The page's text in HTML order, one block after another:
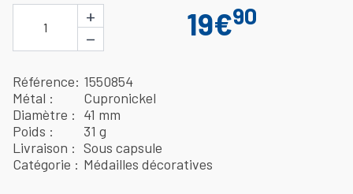
1
+
−
19€90
Référence 1550854
Métal
Cupronickel
Diamètre
41 mm
Poids
31 g
Livraison
Sous capsule
Catégorie
Médailles décoratives